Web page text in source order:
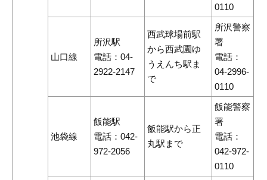
0110
山口線
所沢駅
電話：04-
2922-2147
西武球場前駅
から西武園ゆ
うえんち駅ま
で
所沢警察
署
電話：
04-2996-
0110
池袋線
飯能駅
電話：042-
972-2056
飯能駅から正
丸駅まで
飯能警察
署
電話：
042-972-
0110